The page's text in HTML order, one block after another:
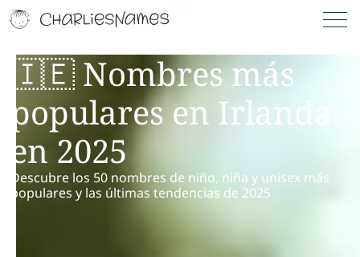
🇮🇪 Nombres más
populares en Irlanda
en 2025
Descubre los 50 nombres de niño, niña y unisex más
populares y las últimas tendencias de 2025